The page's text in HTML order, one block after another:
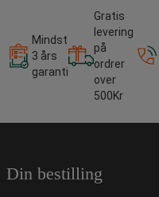
Mindst
3 års
garanti
Gratis
levering
på
ordrer
over
500Kr
Din bestilling